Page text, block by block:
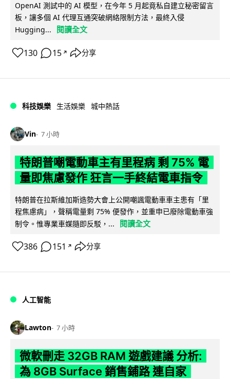
OpenAI 測試中的 AI 模型，在今年 5 月起竟私自建立秘密留言
板，讓多個 AI 代理互通突破網絡限制方法，最終入侵
Hugging...
閱讀全文
130 15 ↗ 分享
科技娛樂 生活娛樂 城中熱話
Vin 7 小時
特朗普嘲電動車主有里程病 剩 75% 電
量即焦慮發作 狂言一手終結電車指令
特朗普在拉斯維加斯造勢大會上公開嘲諷電動車車主患有「里
程焦慮病」，聲稱電量剩 75% 便發作，並重申已廢除電動車強
制令。惟專業車媒隨即反駁，...
閱讀全文
386 151 ↗ 分享
人工智能
Lawton 7 小時
微軟刪走 32GB RAM 遊戲建議 分析:
為 8GB Surface 銷售鋪路 連自家